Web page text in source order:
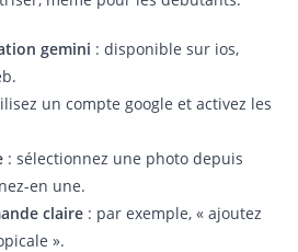
gemini : disponible sur ios,
un compte google et activez les
: sélectionnez une photo depuis
en une.
claire : par exemple, « ajoutez
».